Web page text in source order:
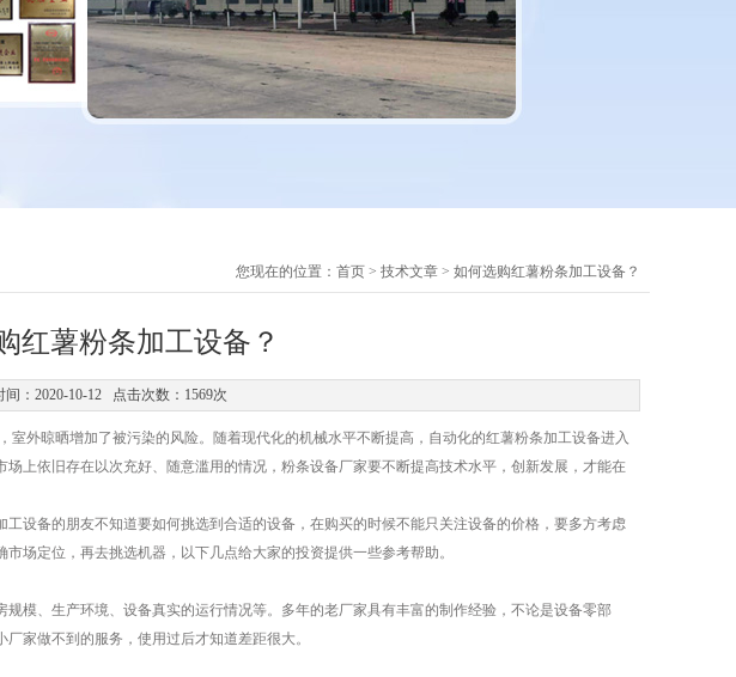
您现在的位置： 首页 > 技术文章 > 如何选购红薯粉条加工设备？
红薯粉条加工设备？
间：2020-10-12 点击次数：1569次
晾晒增加了被污染的风险。随着现代化的机械水平不断提高，自动化的红薯粉条加工设备进入
上依旧存在以次充好、随意滥用的情况，粉条设备厂家要不断提高技术水平，创新发展，才能在
备的朋友不知道要如何挑选到合适的设备，在购买的时候不能只关注设备的价格，要多方考虑
场定位，再去挑选机器，以下几点给大家的投资提供一些参考帮助。
、生产环境、设备真实的运行情况等。多年的老厂家具有丰富的制作经验，不论是设备零部
家做不到的服务，使用过后才知道差距很大。